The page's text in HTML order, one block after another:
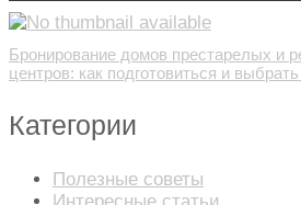
Бронирование домов престарелых и
центров: как подготовиться и
Категории
Полезные советы